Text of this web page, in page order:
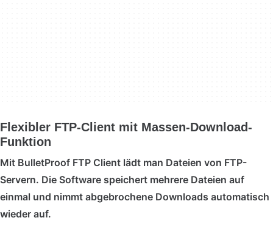
Flexibler FTP-Client mit Massen-Download-
Funktion
Mit BulletProof FTP Client lädt man Dateien von FTP-
Servern. Die Software speichert mehrere Dateien auf
einmal und nimmt abgebrochene Downloads automatisch
wieder auf.